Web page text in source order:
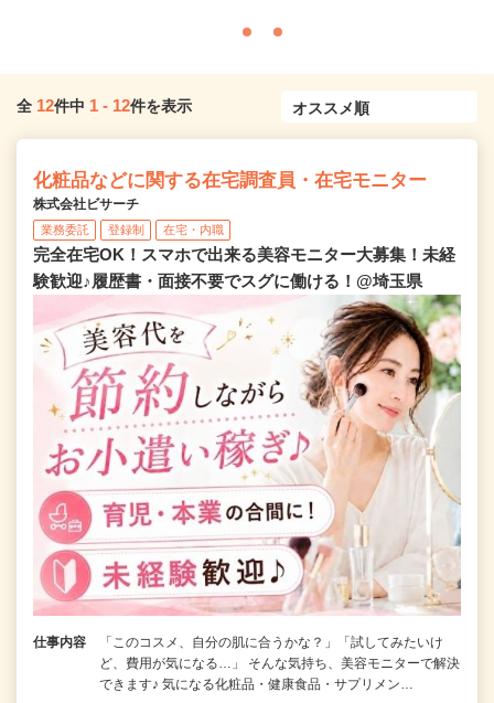
全 12件中 1 - 12件を表示
化粧品などに関する在宅調査員・在宅モニター
株式会社ビサーチ
業務委託 登録制 在宅・内職
完全在宅OK！スマホで出来る美容モニター大募集！未経
験歓迎♪履歴書・面接不要でスグに働ける！@埼玉県
仕事内容
「このコスメ、自分の肌に合うかな？」「試してみたいけ
ど、費用が気になる…」 そんな気持ち、美容モニターで解決
できます♪ 気になる化粧品・健康食品・サプリメン…